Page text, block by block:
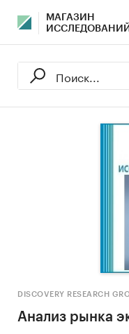
МАГАЗИН
ИССЛЕДОВАНИЙ
DISCOVERY RESEARCH
Анализ рынка